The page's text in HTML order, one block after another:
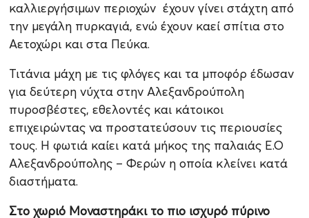
καλλιεργήσιμων περιοχών έχουν γίνει στάχτη από
την μεγάλη πυρκαγιά, ενώ έχουν καεί σπίτια στο
Αετοχώρι και στα Πεύκα.
Τιτάνια μάχη με τις φλόγες και τα μποφόρ έδωσαν
για δεύτερη νύχτα στην Αλεξανδρούπολη
πυροσβέστες, εθελοντές και κάτοικοι
επιχειρώντας να προστατεύσουν τις περιουσίες
τους. Η φωτιά καίει κατά μήκος της παλαιάς Ε.Ο
Αλεξανδρούπολης – Φερών η οποία κλείνει κατά
διαστήματα.
Στο χωριό Μοναστηράκι το πιο ισχυρό πύρινο